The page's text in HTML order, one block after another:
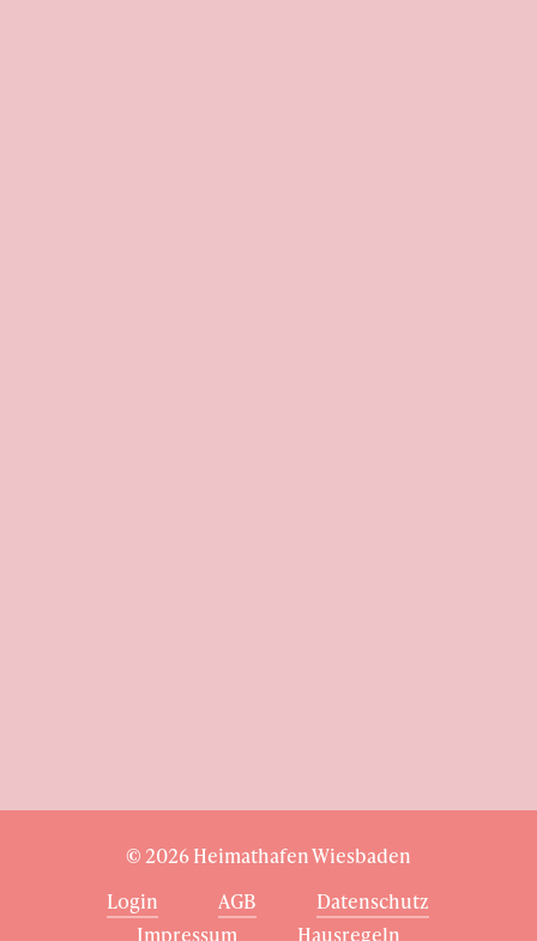
©2026Heimathafen Wiesbaden
Login
AGB
Datenschutz
Impressum
Hausregeln